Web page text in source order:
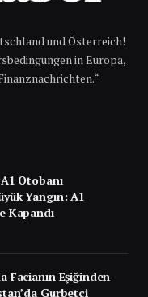
und Österreich!
in Europa,
Otobanı
Yangın: A1
Kapandı
Facianın Eşiğinden
Gurbetçi